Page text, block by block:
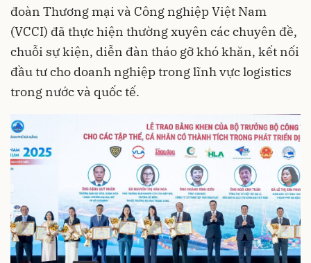
đoàn Thương mại và Công nghiệp Việt Nam
(VCCI) đã thực hiện thường xuyên các chuyên đề,
chuỗi sự kiện, diễn đàn tháo gỡ khó khăn, kết nối
đầu tư cho doanh nghiệp trong lĩnh vực logistics
trong nước và quốc tế.